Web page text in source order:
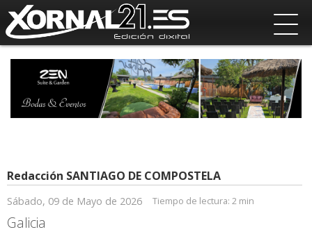
Redacción SANTIAGO DE COMPOSTELA
Sábado, 09 de Mayo de 2026 Tiempo de lectura: 2 min
Galicia